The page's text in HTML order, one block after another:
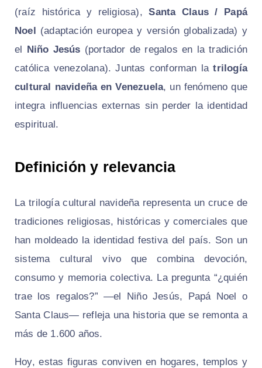
(raíz histórica y religiosa),Santa Claus / Papá
Noel (adaptación europea y versión globalizada) y
el Niño Jesús (portador de regalos en la tradición
católica venezolana). Juntas conforman latrilogía
cultural navideña en Venezuela, un fenómeno que
integra influencias externas sin perder la identidad
espiritual.
Definición y relevancia
La trilogía cultural navideña representa un cruce de
tradiciones religiosas, históricas y comerciales que
han moldeado la identidad festiva del país. Son un
sistema cultural vivo que combina devoción,
consumo y memoria colectiva. La pregunta “¿quién
trae los regalos?” —el Niño Jesús, Papá Noel o
Santa Claus— refleja una historia que se remonta a
más de 1.600 años.
Hoy, estas figuras conviven en hogares, templos y